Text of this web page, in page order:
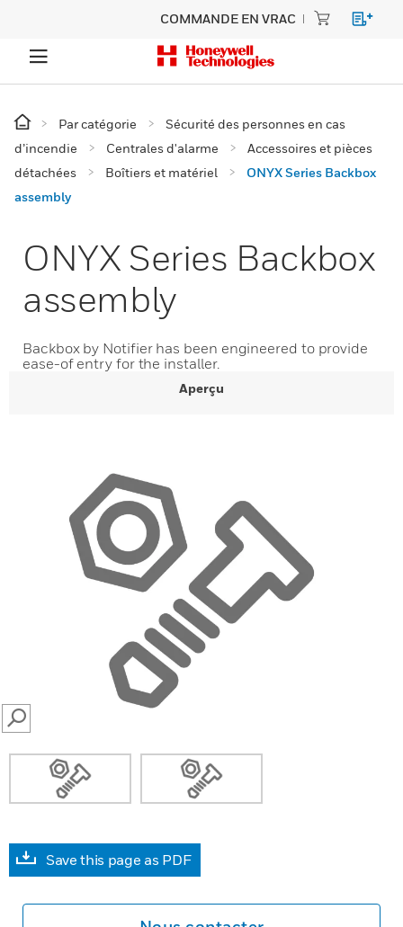
COMMANDE EN VRAC
Par catégorie
Sécurité des personnes en cas
d’incendie
Centrales d'alarme
Accessoires et pièces
détachées
Boîtiers et matériel
ONYX Series Backbox
assembly
ONYX Series Backbox
assembly
Backbox by Notifier has been engineered to provide
ease-of entry for the installer.
Aperçu
SEARCH
Save this page as PDF